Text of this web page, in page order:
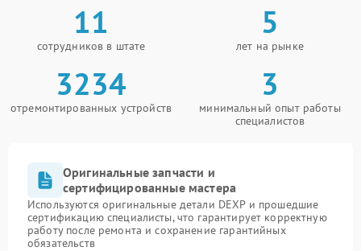
11
сотрудников в штате
5
лет на рынке
3234
отремонтированных устройств
3
минимальный опыт работы
специалистов
Оригинальные запчасти и
сертифицированные мастера
Используются оригинальные детали DEXP и прошедшие
сертификацию специалисты, что гарантирует корректную
работу после ремонта и сохранение гарантийных
обязательств